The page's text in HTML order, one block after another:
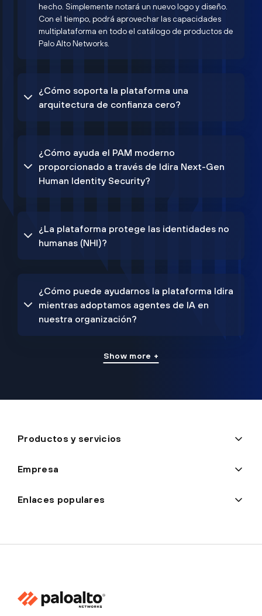
hecho. Simplemente notará un nuevo logo y diseño.
Con el tiempo, podrá aprovechar las capacidades
multiplataforma en todo el catálogo de productos de
Palo Alto Networks.
¿Cómo soporta la plataforma una
arquitectura de confianza cero?
¿Cómo ayuda el PAM moderno
proporcionado a través de Idira Next-Gen
Human Identity Security?
¿La plataforma protege las identidades no
humanas (NHI)?
¿Cómo puede ayudarnos la plataforma Idira
mientras adoptamos agentes de IA en
nuestra organización?
Show more +
Productos y servicios
Empresa
Enlaces populares